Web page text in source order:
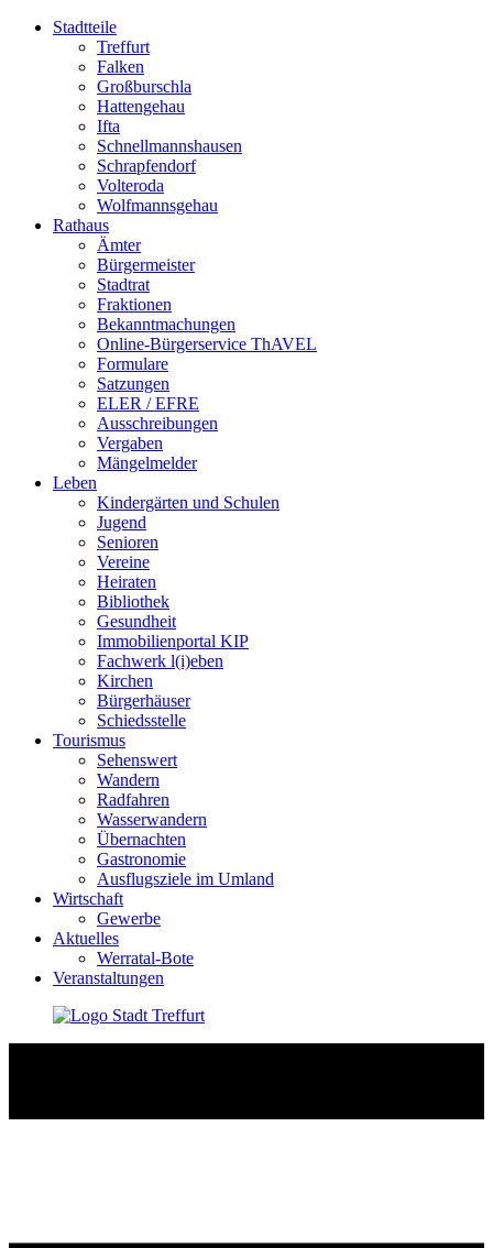
Stadtteile
Treffurt
Falken
Großburschla
Hattengehau
Ifta
Schnellmannshausen
Schrapfendorf
Volteroda
Wolfmannsgehau
Rathaus
Ämter
Bürgermeister
Stadtrat
Fraktionen
Bekanntmachungen
Online-Bürgerservice ThAVEL
Formulare
Satzungen
ELER / EFRE
Ausschreibungen
Vergaben
Mängelmelder
Leben
Kindergärten und Schulen
Jugend
Senioren
Vereine
Heiraten
Bibliothek
Gesundheit
Immobilienportal KIP
Fachwerk l(i)eben
Kirchen
Bürgerhäuser
Schiedsstelle
Tourismus
Sehenswert
Wandern
Radfahren
Wasserwandern
Übernachten
Gastronomie
Ausflugsziele im Umland
Wirtschaft
Gewerbe
Aktuelles
Werratal-Bote
Veranstaltungen